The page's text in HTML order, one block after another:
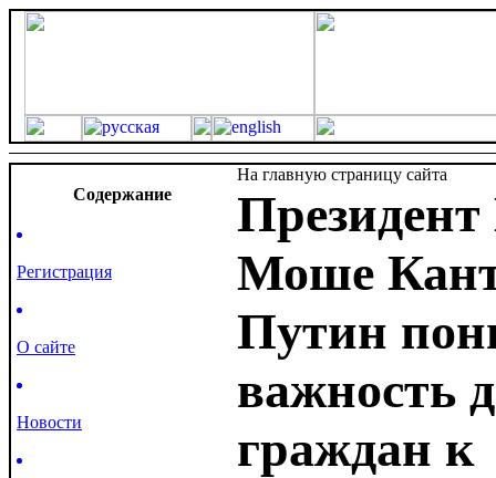
Cодержание
Регистрация
О сайте
Новости
На главную страницу сайта
Моше
Путин
важность
граждан к